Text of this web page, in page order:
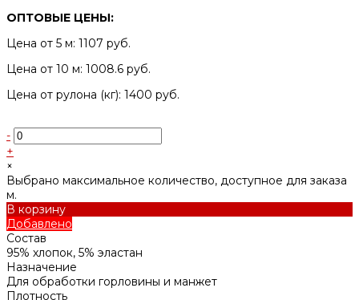
ОПТОВЫЕ ЦЕНЫ:
Цена от 5 м: 1107 руб.
Цена от 10 м: 1008.6 руб.
Цена от рулона (кг): 1400 руб.
-
+
×
Выбрано максимальное количество, доступное для заказа
м.
В корзину
Добавлено
Состав
95% хлопок, 5% эластан
Назначение
Для обработки горловины и манжет
Плотность